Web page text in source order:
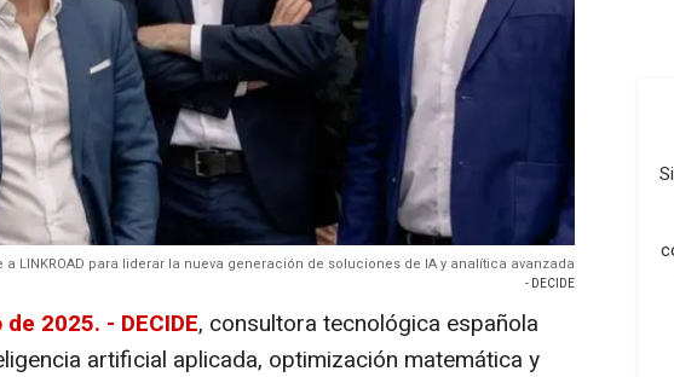
a LINKROAD para liderar la nueva generación de soluciones de IA y analítica avanzada
- DECIDE
2025. - DECIDE, consultora tecnológica española
artificial aplicada, optimización matemática y